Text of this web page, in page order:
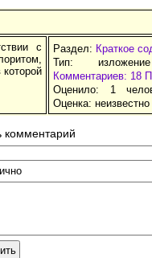
с
Раздел: Краткое
Тип:
Комментариев: 18
Оценило: 1
Оценка: неизвестно
комментарий